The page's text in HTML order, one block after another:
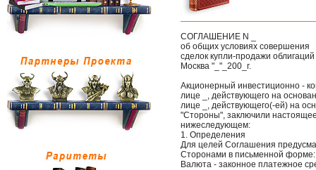
СОГЛАШЕНИЕ N _
об общих условиях совершения
сделок купли-продажи облигаций
Москва "_"_200_г.
Акционерный инвестиционно -
лице _, действующего на
лице _, действующего(-ей) на
"Стороны", заключили
нижеследующем:
1. Определения
Для целей Соглашения
Сторонами в письменной форме:
Валюта - законное платежное